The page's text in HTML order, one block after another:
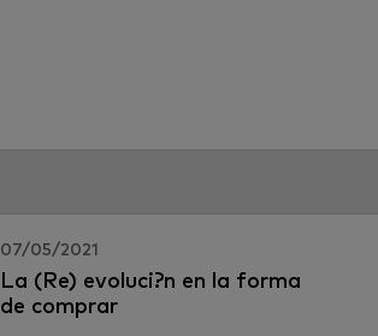
07/05/2021
La (Re) evoluci?n en la forma
de comprar